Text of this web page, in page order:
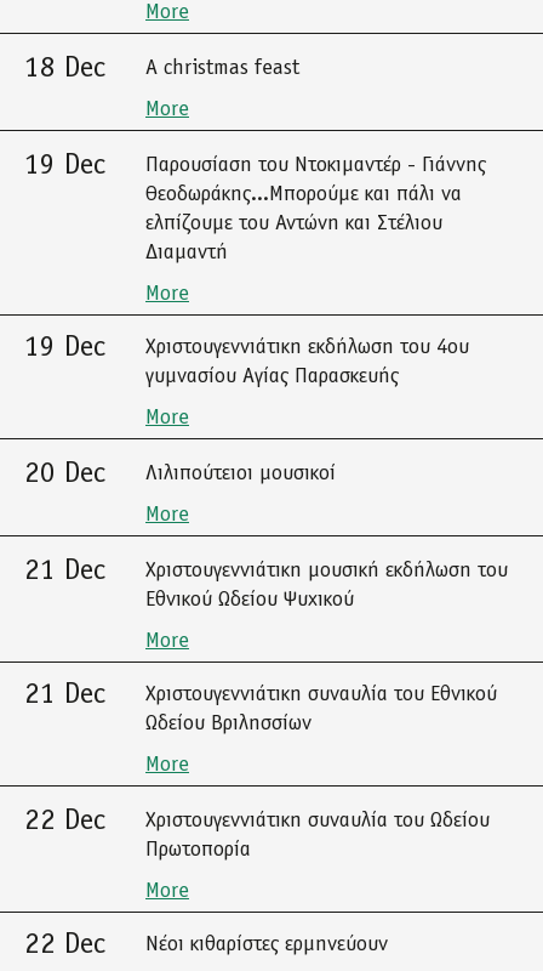
More
18 Dec
A christmas feast
More
19 Dec
Παρουσίαση του Ντοκιμαντέρ - Γιάννης
Θεοδωράκης...Μπορούμε και πάλι να
ελπίζουμε του Αντώνη και Στέλιου
Διαμαντή
More
19 Dec
Χριστουγεννιάτικη εκδήλωση του 4ου
γυμνασίου Αγίας Παρασκευής
More
20 Dec
Λιλιπούτειοι μουσικοί
More
21 Dec
Χριστουγεννιάτικη μουσική εκδήλωση του
Εθνικού Ωδείου Ψυχικού
More
21 Dec
Χριστουγεννιάτικη συναυλία του Εθνικού
Ωδείου Βριλησσίων
More
22 Dec
Χριστουγεννιάτικη συναυλία του Ωδείου
Πρωτοπορία
More
22 Dec
Νέοι κιθαρίστες ερμηνεύουν